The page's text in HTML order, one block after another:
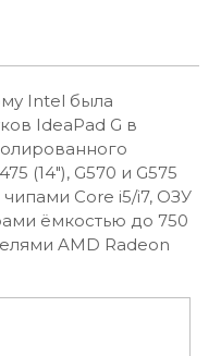
Intel была
IdeaPad G в
(14"), G570 и G575
чипами Core i5/i7, ОЗУ
ёмкостью до 750
AMD Radeon